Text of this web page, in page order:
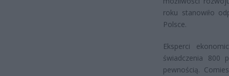
roku stanowiło
Polsce.
Eksperci
świadczenia 800
pewnością.